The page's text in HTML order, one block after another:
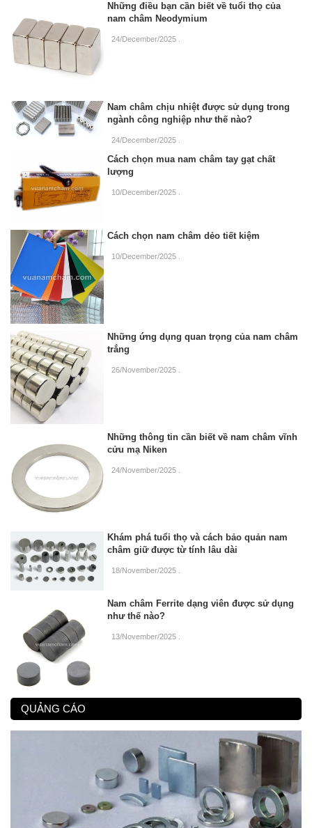
Những điều bạn cần biết về tuổi thọ của
nam châm Neodymium
24/December/2025
Nam châm chịu nhiệt được sử dụng trong
ngành công nghiệp như thế nào?
24/December/2025
Cách chọn mua nam châm tay gạt chất
lượng
10/December/2025
Cách chọn nam châm dẻo tiết kiệm
10/December/2025
Những ứng dụng quan trọng của nam châm
trắng
26/November/2025
Những thông tin cần biết về nam châm vĩnh
cửu mạ Niken
24/November/2025
Khám phá tuổi thọ và cách bảo quản nam
châm giữ được từ tính lâu dài
18/November/2025
Nam châm Ferrite dạng viên được sử dụng
như thế nào?
13/November/2025
QUẢNG CÁO